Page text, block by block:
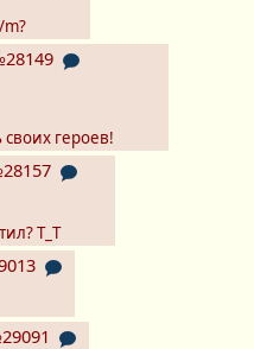
своих героев!
Т_Т